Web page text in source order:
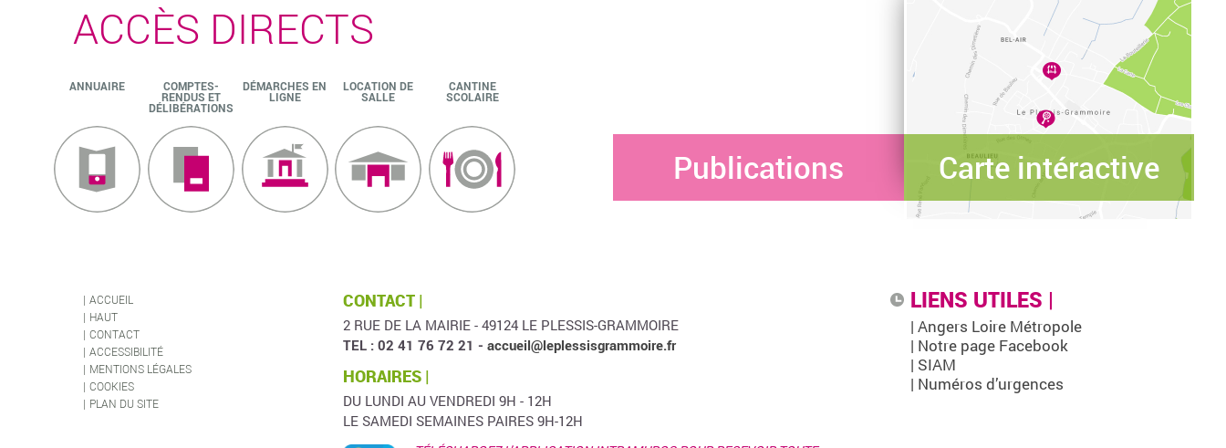
ACCÈS DIRECTS
ANNUAIRE COMPTES-
RENDUS ET
DÉLIBÉRATIONS
DÉMARCHES EN
LIGNE
LOCATION DE
SALLE
CANTINE
SCOLAIRE
Publications Carte intéractive
ACCUEIL
HAUT
CONTACT
ACCESSIBILITÉ
MENTIONS LÉGALES
COOKIES
PLAN DU SITE
CONTACT |
2 RUE DE LA MAIRIE - 49124 LE PLESSIS-GRAMMOIRE
TEL : 02 41 76 72 21 - accueil@leplessisgrammoire.fr
HORAIRES |
DU LUNDI AU VENDREDI 9H - 12H
LE SAMEDI SEMAINES PAIRES 9H-12H
LIENS UTILES |
| Angers Loire Métropole
| Notre page Facebook
| SIAM
| Numéros d’urgences